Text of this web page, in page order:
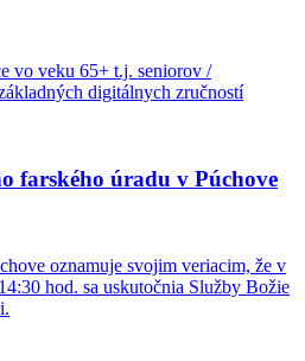
vo veku 65+ t.j. seniorov /
digitálnych zručností
farského úradu v Púchove
oznamuje svojim veriacim, že v
hod. sa uskutočnia Služby Božie